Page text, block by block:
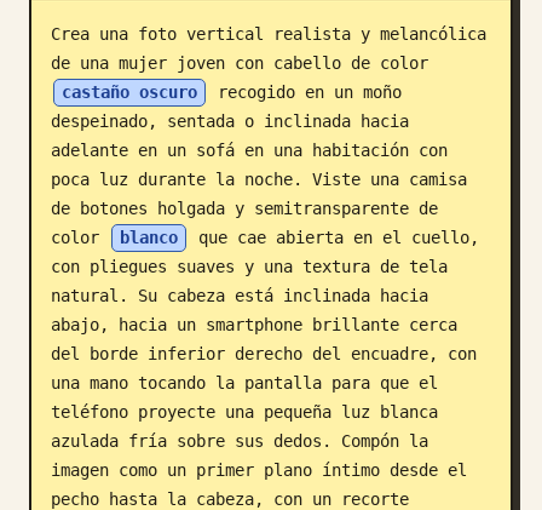
Blog
Actualizaciones
Crea una foto vertical realista y melancólica
de una mujer joven con cabello de color
castaño oscuro
recogido en un moño
despeinado, sentada o inclinada hacia
adelante en un sofá en una habitación con
poca luz durante la noche. Viste una camisa
de botones holgada y semitransparente de
color
blanco
que cae abierta en el cuello,
con pliegues suaves y una textura de tela
natural. Su cabeza está inclinada hacia
abajo, hacia un smartphone brillante cerca
del borde inferior derecho del encuadre, con
una mano tocando la pantalla para que el
teléfono proyecte una pequeña luz blanca
azulada fría sobre sus dedos. Compón la
imagen como un primer plano íntimo desde el
pecho hasta la cabeza, con un recorte